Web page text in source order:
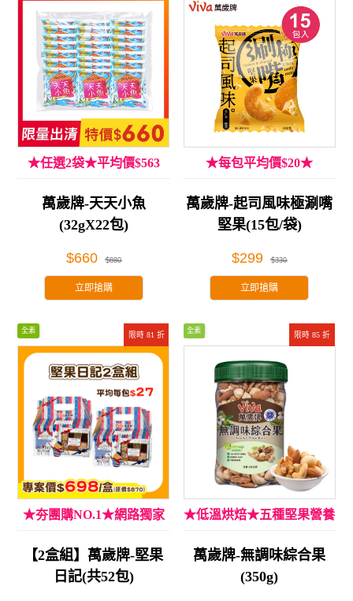
★任選2袋★平均價$563
萬歲牌-天天小魚
(32gX22包)
$660 $880
立即搶購
★每包平均價$20★
萬歲牌-起司風味極涮嘴
堅果(15包/袋)
$299 $330
立即搶購
限時 81 折
全素
★夯團購NO.1★網路獨家
【2盒組】萬歲牌-堅果
日記(共52包)
限時 85 折
全素
★低溫烘焙★五種堅果營養
萬歲牌-無調味綜合果
(350g)